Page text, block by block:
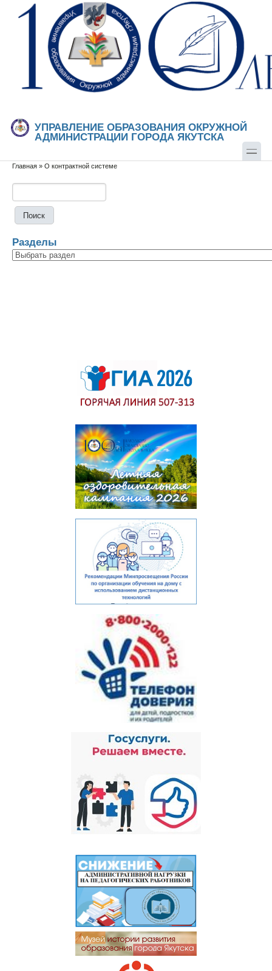
Перейти к основному содержанию
Skip to search
УПРАВЛЕНИЕ ОБРАЗОВАНИЯ ОКРУЖНОЙ
АДМИНИСТРАЦИИ ГОРОДА ЯКУТСКА
Вы здесь
Главная » О контрактной системе
Разделы